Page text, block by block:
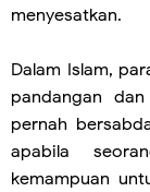
menyesatkan.
Dalam Islam,
pandangan
pernah
apabila
kemampuan